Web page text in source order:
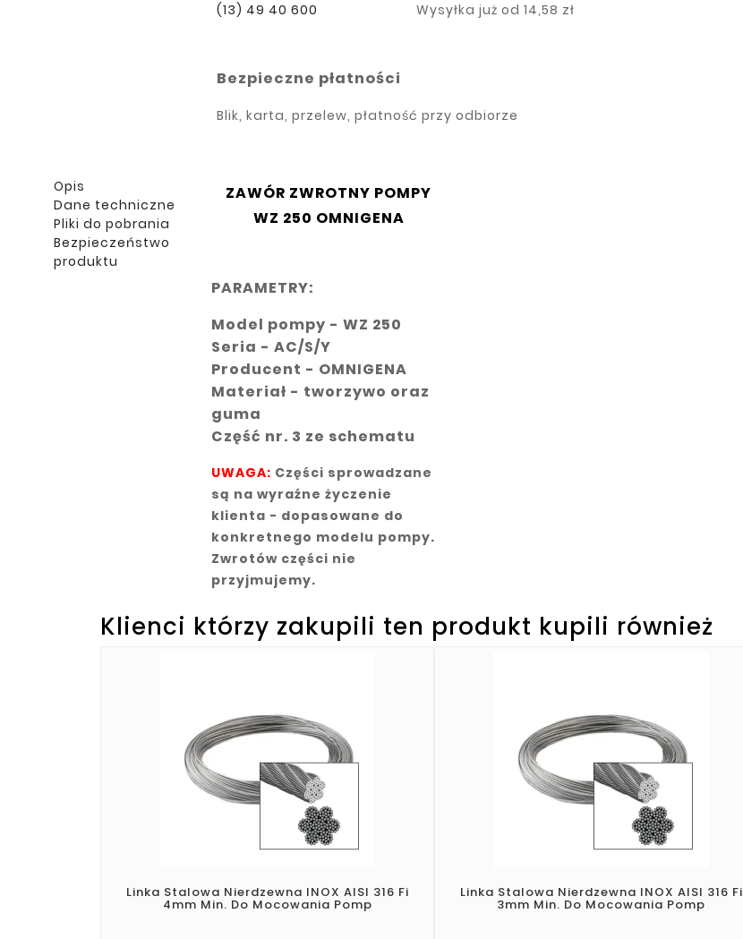
(13) 49 40 600 Wysyłka już od 14,58 zł
Bezpieczne płatności
Blik, karta, przelew, płatność przy odbiorze
Opis
Dane techniczne
Pliki do pobrania
Bezpieczeństwo
produktu
ZAWÓR ZWROTNY POMPY
WZ 250 OMNIGENA
PARAMETRY:
Model pompy - WZ 250
Seria - AC/S/Y
Producent - OMNIGENA
Materiał - tworzywo oraz
guma
Część nr. 3 ze schematu
UWAGA: Części sprowadzane
są na wyraźne życzenie
klienta - dopasowane do
konkretnego modelu pompy.
Zwrotów części nie
przyjmujemy.
Klienci którzy zakupili ten produkt kupili również
Linka Stalowa Nierdzewna INOX AISI 316 Fi
4mm Min. Do Mocowania Pomp
Linka Stalowa Nierdzewna INOX AISI 316 Fi
3mm Min. Do Mocowania Pomp